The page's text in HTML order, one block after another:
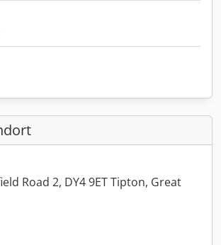
Road 2, DY4 9ET Tipton, Great